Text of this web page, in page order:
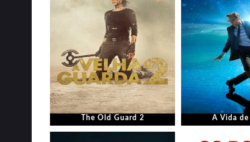
The Old Guard 2 A Vida de